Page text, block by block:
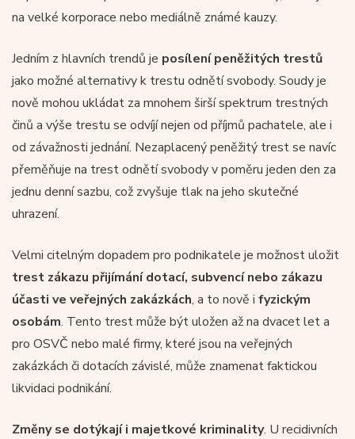
na velké korporace nebo mediálně známé kauzy.
Jedním z hlavních trendů je posílení peněžitých trestů
jako možné alternativy k trestu odnětí svobody. Soudy je
nově mohou ukládat za mnohem širší spektrum trestných
činů a výše trestu se odvíjí nejen od příjmů pachatele, ale i
od závažnosti jednání. Nezaplacený peněžitý trest se navíc
přeměňuje na trest odnětí svobody v poměru jeden den za
jednu denní sazbu, což zvyšuje tlak na jeho skutečné
uhrazení.
Velmi citelným dopadem pro podnikatele je možnost uložit
trest zákazu přijímání dotací, subvencí nebo zákazu
účasti ve veřejných zakázkách, a to nově i fyzickým
osobám. Tento trest může být uložen až na dvacet let a
pro OSVČ nebo malé firmy, které jsou na veřejných
zakázkách či dotacích závislé, může znamenat faktickou
likvidaci podnikání.
Změny se dotýkají i majetkové kriminality. U recidivních